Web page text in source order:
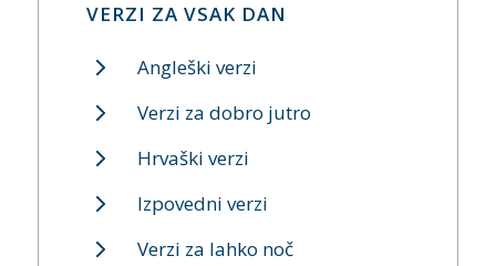
VERZI ZA VSAK DAN
Angleški verzi
Verzi za dobro jutro
Hrvaški verzi
Izpovedni verzi
Verzi za lahko noč